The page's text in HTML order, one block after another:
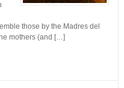
those by the Madres del
mothers (and […]